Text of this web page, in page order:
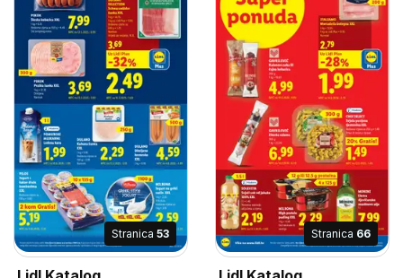
Stranica 53 Stranica 66